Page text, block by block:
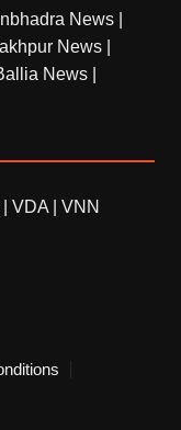
News
News
News
VDA VNN